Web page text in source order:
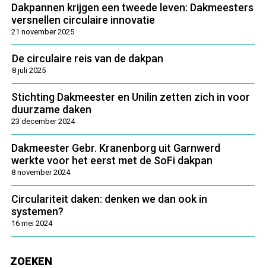
Dakpannen krijgen een tweede leven: Dakmeesters
versnellen circulaire innovatie
21 november 2025
De circulaire reis van de dakpan
8 juli 2025
Stichting Dakmeester en Unilin zetten zich in voor
duurzame daken
23 december 2024
Dakmeester Gebr. Kranenborg uit Garnwerd
werkte voor het eerst met de SoFi dakpan
8 november 2024
Circulariteit daken: denken we dan ook in
systemen?
16 mei 2024
ZOEKEN